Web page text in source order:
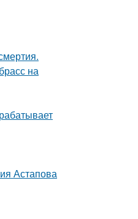
на
Астапова